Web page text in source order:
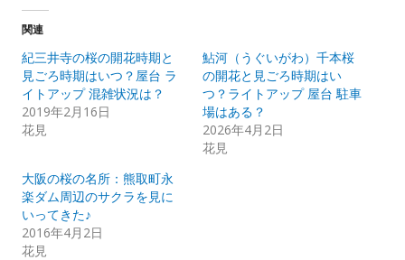
関連
紀三井寺の桜の開花時期と
見ごろ時期はいつ？屋台 ラ
イトアップ 混雑状況は？
2019年2月16日
花見
鮎河（うぐいがわ）千本桜
の開花と見ごろ時期はい
つ？ライトアップ 屋台 駐車
場はある？
2026年4月2日
花見
大阪の桜の名所：熊取町永
楽ダム周辺のサクラを見に
いってきた♪
2016年4月2日
花見